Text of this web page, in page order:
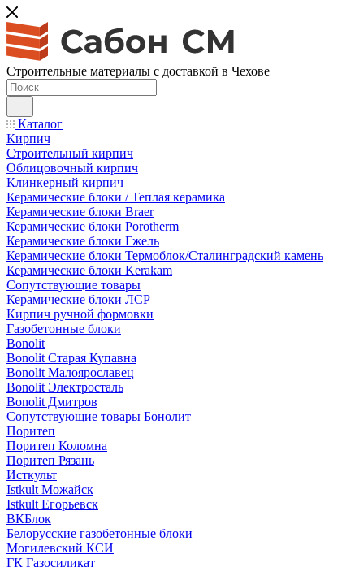
Строительные материалы с доставкой в Чехове
Каталог
Кирпич
Строительный кирпич
Облицовочный кирпич
Клинкерный кирпич
Керамические блоки / Теплая керамика
Керамические блоки Braer
Керамические блоки Porotherm
Керамические блоки Гжель
Керамические блоки Термоблок/Сталинградский камень
Керамические блоки Kerakam
Сопутствующие товары
Керамические блоки ЛСР
Кирпич ручной формовки
Газобетонные блоки
Bonolit
Bonolit Старая Купавна
Bonolit Малоярославец
Bonolit Электросталь
Bonolit Дмитров
Сопутствующие товары Бонолит
Поритеп
Поритеп Коломна
Поритеп Рязань
Исткульт
Istkult Можайск
Istkult Егорьевск
ВКБлок
Белорусские газобетонные блоки
Могилевский КСИ
ГК Газосиликат